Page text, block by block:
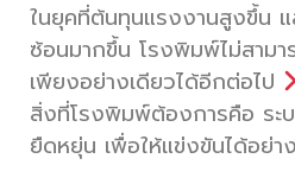
ในยุคที่ต้นทุนแรงงานสูงขึ้น
ซ้อนมากขึ้น โรงพิมพ์ไม่สาม
เพียงอย่างเดียวได้อีกต่อไป
สิ่งที่โรงพิมพ์ต้องการคือ ระ
ยืดหยุ่น เพื่อให้แข่งขันได้อย่า